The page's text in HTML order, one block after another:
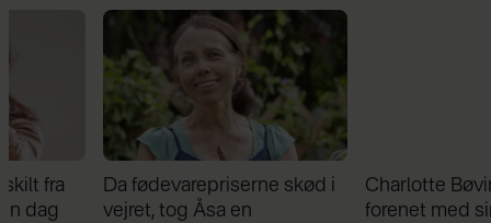
Da fødevarepriserne skød i
vejret, tog Åsa en
Charlotte Bøving blev
forenet med sin bror i